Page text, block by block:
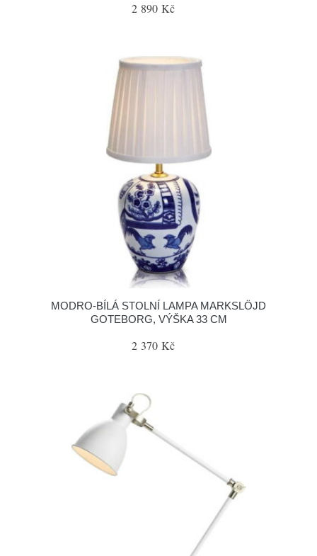
2 890 Kč
MODRO-BÍLÁ STOLNÍ LAMPA MARKSLÖJD
GOTEBORG, VÝŠKA 33 CM
2 370 Kč